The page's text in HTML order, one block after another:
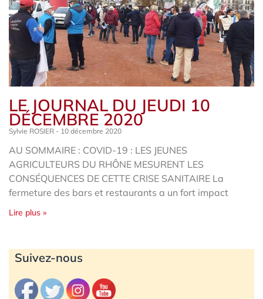
LE JOURNAL DU JEUDI 10
DÉCEMBRE 2020
Sylvie ROSIER 10 décembre 2020
AU SOMMAIRE : COVID-19 : LES JEUNES
AGRICULTEURS DU RHÔNE MESURENT LES
CONSÉQUENCES DE CETTE CRISE SANITAIRE La
fermeture des bars et restaurants a un fort impact
Lire plus »
Suivez-nous
Archives